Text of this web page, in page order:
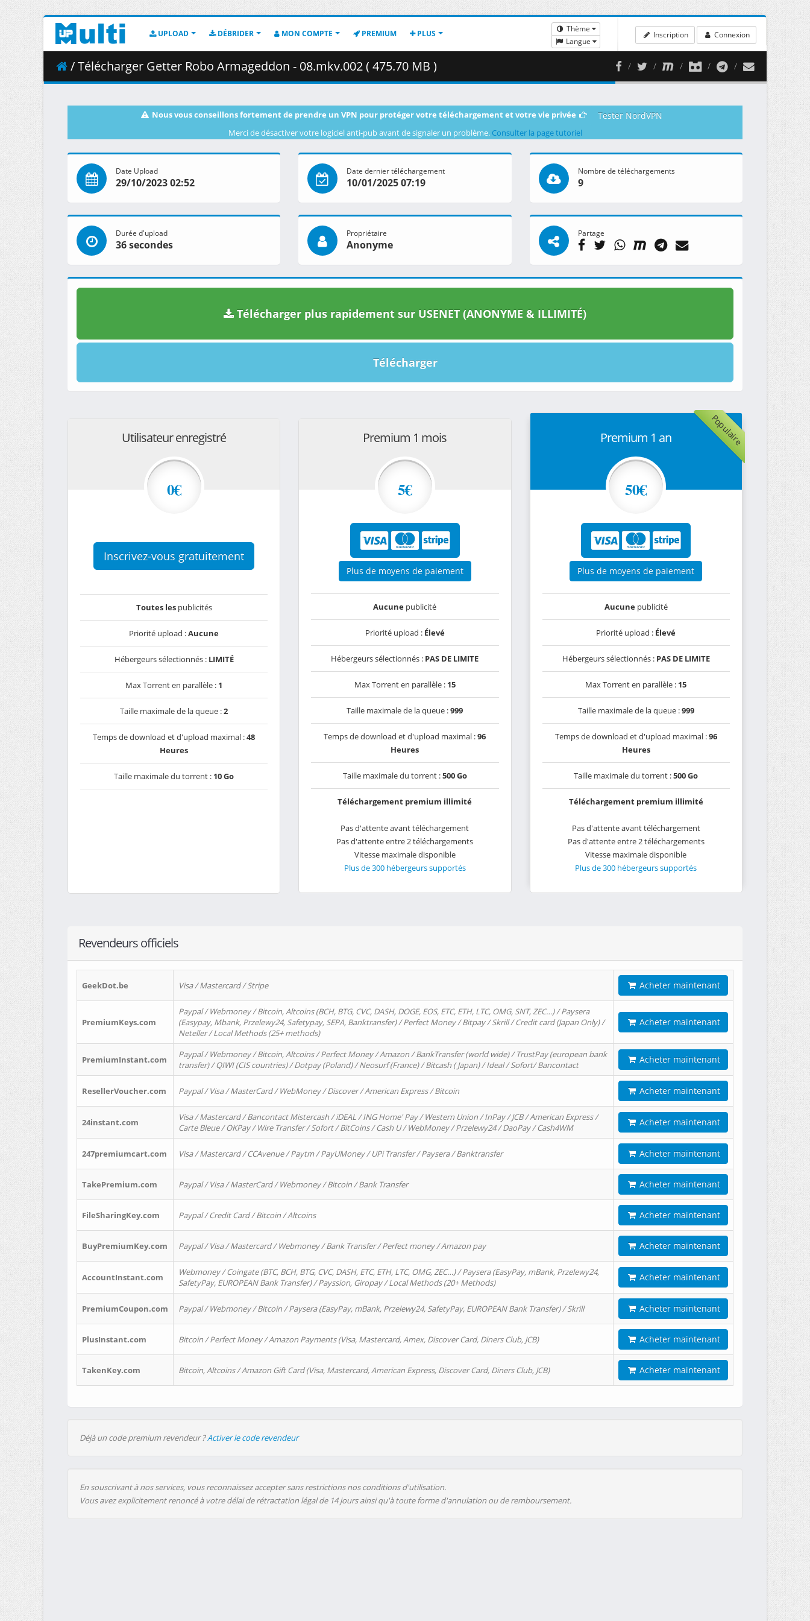
UPLOAD DÉBRIDER MON COMPTE PREMIUM PLUS
Thème
Langue
Inscription Connexion
/ Télécharger Getter Robo Armageddon - 08.mkv.002 ( 475.70 MB )
Nous vous conseillons fortement de prendre un VPN pour protéger votre téléchargement et votre vie privée Tester NordVPN
Merci de désactiver votre logiciel anti-pub avant de signaler un problème. Consulter la page tutoriel
Date Upload
29/10/2023 02:52
Date dernier téléchargement
10/01/2025 07:19
Nombre de téléchargements
9
Durée d'upload
36 secondes
Propriétaire
Anonyme
Partage
Télécharger plus rapidement sur USENET (ANONYME & ILLIMITÉ)
Télécharger
Utilisateur enregistré
0€
Inscrivez-vous gratuitement
Toutes lespublicités
Priorité upload :Aucune
Hébergeurs sélectionnés : LIMITÉ
Max Torrent en parallèle : 1
Taille maximale de la queue :2
Temps de download et d'upload maximal :48
Heures
Taille maximale du torrent : 10 Go
Premium 1 mois
5€
Plus de moyens de paiement
Aucune publicité
Priorité upload : Élevé
Hébergeurs sélectionnés : PAS DE LIMITE
Max Torrent en parallèle : 15
Taille maximale de la queue :999
Temps de download et d'upload maximal :96
Heures
Taille maximale du torrent :500 Go
Téléchargement premium illimité
Pas d'attente avant téléchargement
Pas d'attente entre 2 téléchargements
Vitesse maximale disponible
Plus de 300 hébergeurs supportés
Populaire
Premium 1 an
50€
Plus de moyens de paiement
Aucunepublicité
Priorité upload : Élevé
Hébergeurs sélectionnés : PAS DE LIMITE
Max Torrent en parallèle : 15
Taille maximale de la queue :999
Temps de download et d'upload maximal :96
Heures
Taille maximale du torrent :500 Go
Téléchargement premium illimité
Pas d'attente avant téléchargement
Pas d'attente entre 2 téléchargements
Vitesse maximale disponible
Plus de 300 hébergeurs supportés
Revendeurs officiels
GeekDot.be Visa / Mastercard / Stripe Acheter maintenant
PremiumKeys.com
Paypal / Webmoney / Bitcoin, Altcoins (BCH, BTG, CVC, DASH, DOGE, EOS, ETC, ETH, LTC, OMG, SNT, ZEC…) / Paysera
(Easypay, Mbank, Przelewy24, Safetypay, SEPA, Banktransfer) / Perfect Money / Bitpay / Skrill / Credit card (Japan Only) /
Neteller / Local Methods (25+ methods)
Acheter maintenant
PremiumInstant.com
Paypal / Webmoney / Bitcoin, Altcoins / Perfect Money / Amazon / BankTransfer (world wide) / TrustPay (european bank
transfer) / QIWI (CIS countries) / Dotpay (Poland) / Neosurf (France) / Bitcash ( Japan) / Ideal / Sofort/ Bancontact
Acheter maintenant
ResellerVoucher.com Paypal / Visa / MasterCard / WebMoney / Discover / American Express / Bitcoin Acheter maintenant
24instant.com
Visa / Mastercard / Bancontact Mistercash / iDEAL / ING Home' Pay / Western Union / InPay / JCB / American Express /
Carte Bleue / OKPay / Wire Transfer / Sofort / BitCoins / Cash U / WebMoney / Przelewy24 / DaoPay / Cash4WM
Acheter maintenant
247premiumcart.com Visa / Mastercard / CCAvenue / Paytm / PayUMoney / UPi Transfer / Paysera / Banktransfer Acheter maintenant
TakePremium.com Paypal / Visa / MasterCard / Webmoney / Bitcoin / Bank Transfer Acheter maintenant
FileSharingKey.com Paypal / Credit Card / Bitcoin / Altcoins Acheter maintenant
BuyPremiumKey.com Paypal / Visa / Mastercard / Webmoney / Bank Transfer / Perfect money / Amazon pay Acheter maintenant
AccountInstant.com
Webmoney / Coingate (BTC, BCH, BTG, CVC, DASH, ETC, ETH, LTC, OMG, ZEC…) / Paysera (EasyPay, mBank, Przelewy24,
SafetyPay, EUROPEAN Bank Transfer) / Payssion, Giropay / Local Methods (20+ Methods)
Acheter maintenant
PremiumCoupon.com Paypal / Webmoney / Bitcoin / Paysera (EasyPay, mBank, Przelewy24, SafetyPay, EUROPEAN Bank Transfer) / Skrill Acheter maintenant
PlusInstant.com Bitcoin / Perfect Money / Amazon Payments (Visa, Mastercard, Amex, Discover Card, Diners Club, JCB) Acheter maintenant
TakenKey.com Bitcoin, Altcoins / Amazon Gift Card (Visa, Mastercard, American Express, Discover Card, Diners Club, JCB) Acheter maintenant
Déjà un code premium revendeur ?Activer le code revendeur
En souscrivant à nos services, vous reconnaissez accepter sans restrictions nos conditions d'utilisation.
Vous avez explicitement renoncé à votre délai de rétractation légal de 14 jours ainsi qu'à toute forme d'annulation ou de remboursement.